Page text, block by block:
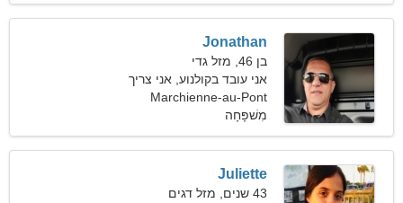
Jonathan
בן 46, מזל גדי
אני עובד בקולנוע, אני צריך
אישה מדהימה
Marchienne-au-Pont
מִשׁפָּחָה
Juliette
43 שנים, מזל דגים